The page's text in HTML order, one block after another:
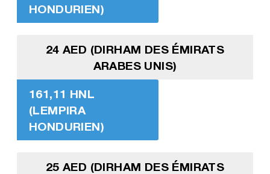
HONDURIEN)
24 AED (DIRHAM DES ÉMIRATS
ARABES UNIS)
161,11 HNL
(LEMPIRA
HONDURIEN)
25 AED (DIRHAM DES ÉMIRATS